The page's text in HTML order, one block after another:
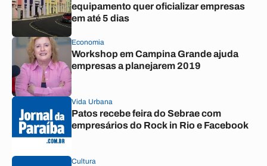
equipamento quer oficializar empresas
em até 5 dias
Economia
Workshop em Campina Grande ajuda
empresas a planejarem 2019
Vida Urbana
Patos recebe feira do Sebrae com
empresários do Rock in Rio e Facebook
Cultura